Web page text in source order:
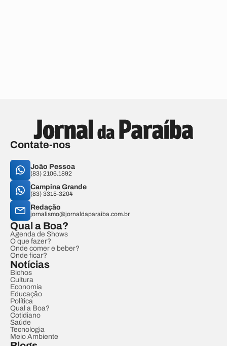
Contate-nos
João Pessoa
(83) 2106.1892
Campina Grande
(83) 3315-3204
Redação
jornalismo@jornaldaparaiba.com.br
Qual a Boa?
Agenda de Shows
O que fazer?
Onde comer e beber?
Onde ficar?
Notícias
Bichos
Cultura
Economia
Educação
Política
Qual a Boa?
Cotidiano
Saúde
Tecnologia
Meio Ambiente